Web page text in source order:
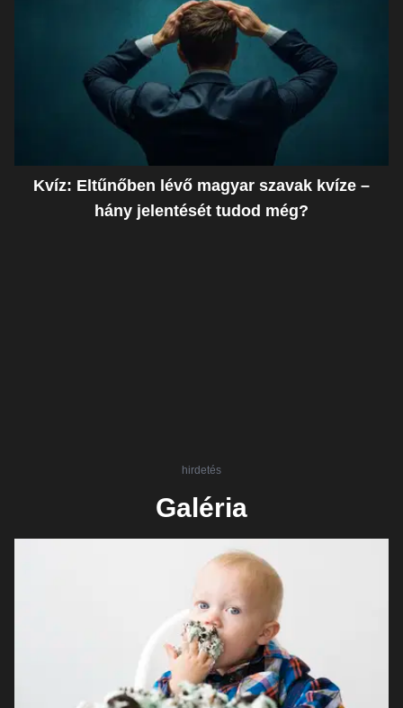
Kvíz: Eltűnőben lévő magyar szavak kvíze –
hány jelentését tudod még?
hirdetés
Galéria